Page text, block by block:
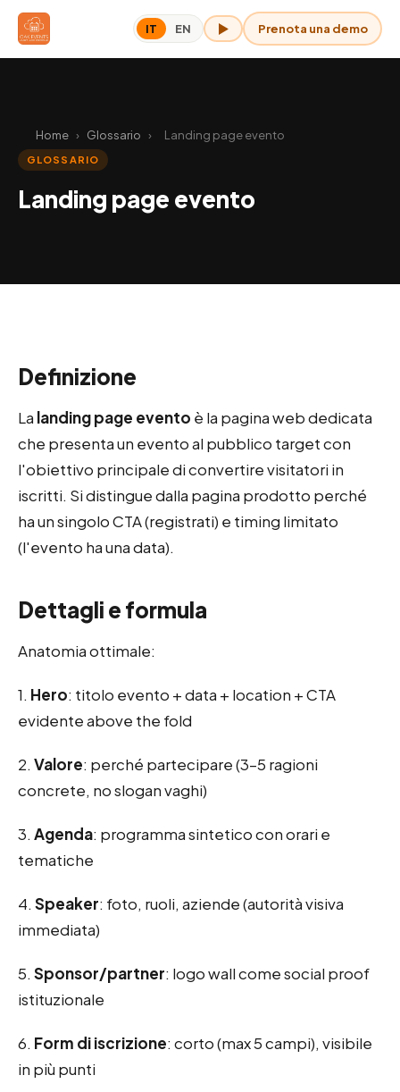
IT EN
OAK per me
Prenota una demo
Home › Glossario › Landing page evento
GLOSSARIO
Landing page evento
Definizione
La landing page evento è la pagina web dedicata
che presenta un evento al pubblico target con
l'obiettivo principale di convertire visitatori in
iscritti. Si distingue dalla pagina prodotto perché
ha un singolo CTA (registrati) e timing limitato
(l'evento ha una data).
Dettagli e formula
Anatomia ottimale:
1. Hero: titolo evento + data + location + CTA
evidente above the fold
2. Valore: perché partecipare (3–5 ragioni
concrete, no slogan vaghi)
3. Agenda: programma sintetico con orari e
tematiche
4. Speaker: foto, ruoli, aziende (autorità visiva
immediata)
5. Sponsor/partner: logo wall come social proof
istituzionale
6. Form di iscrizione: corto (max 5 campi), visibile
in più punti